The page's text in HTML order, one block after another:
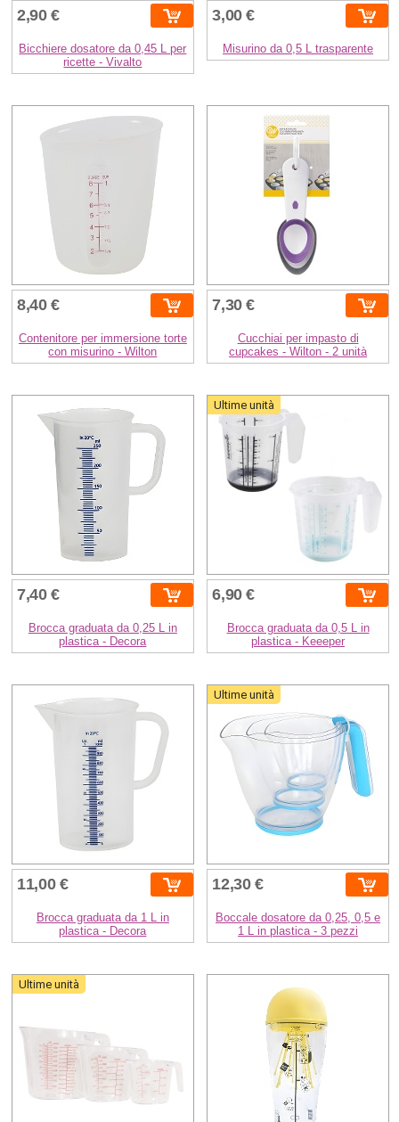
2,90 €
Bicchiere dosatore da 0,45 L per
ricette - Vivalto
3,00 €
Misurino da 0,5 L trasparente
8,40 €
Contenitore per immersione torte
con misurino - Wilton
7,30 €
Cucchiai per impasto di
cupcakes - Wilton - 2 unità
7,40 €
Brocca graduata da 0,25 L in
plastica - Decora
Ultime unità
6,90 €
Brocca graduata da 0,5 L in
plastica - Keeeper
11,00 €
Brocca graduata da 1 L in
plastica - Decora
Ultime unità
12,30 €
Boccale dosatore da 0,25, 0,5 e
1 L in plastica - 3 pezzi
Ultime unità